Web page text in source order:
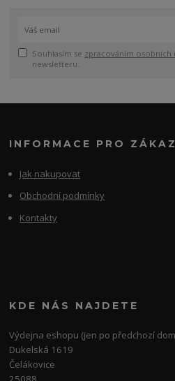
Souhlasím se zpracováním osobních
newsletteru.
INFORMACE PRO
Jak nakupovat
Obchodní podmínky
Kontakty
KDE NÁS NAJDETE
Výdejna eshopu (jen po předchozí
Dukelská 1619
Čelákovice